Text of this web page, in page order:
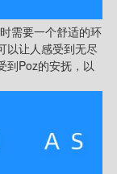
需要一个舒适的环
以让人感受到无尽
到Poz的安抚，以